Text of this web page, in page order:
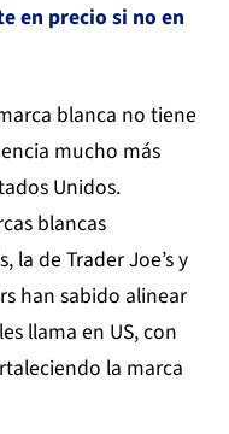
en precio si no en
blanca no tiene
mucho más
Unidos.
blancas
la de Trader Joe’s y
han sabido alinear
llama en US, con
la marca